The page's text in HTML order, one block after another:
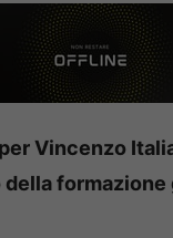
Vincenzo
formazione